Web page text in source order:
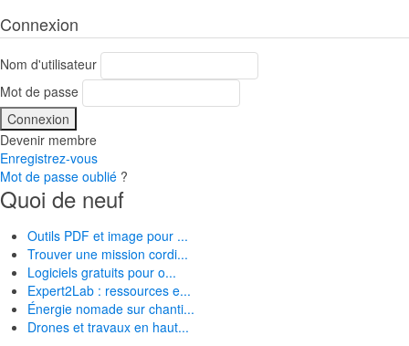
Connexion
Nom d'utilisateur
Mot de passe
Devenir membre
Enregistrez-vous
Mot de passe oublié ?
Quoi de neuf
Outils PDF et image pour ...
Trouver une mission cordi...
Logiciels gratuits pour o...
Expert2Lab : ressources e...
Énergie nomade sur chanti...
Drones et travaux en haut...